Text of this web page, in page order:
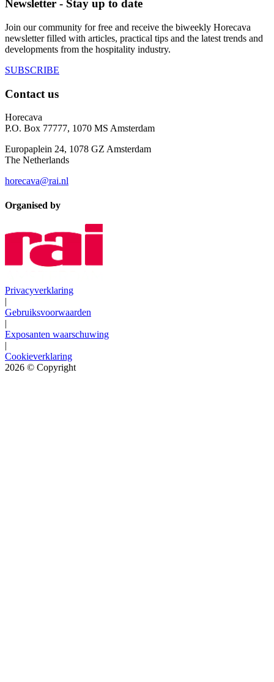
Newsletter - Stay up to date
Join our community for free and receive the biweekly Horecava
newsletter filled with articles, practical tips and the latest trends and
developments from the hospitality industry.
SUBSCRIBE
Contact us
Horecava
P.O. Box 77777, 1070 MS Amsterdam
Europaplein 24, 1078 GZ Amsterdam
The Netherlands
horecava@rai.nl
Organised by
Privacyverklaring
|
Gebruiksvoorwaarden
|
Exposanten waarschuwing
|
Cookieverklaring
2026 © Copyright